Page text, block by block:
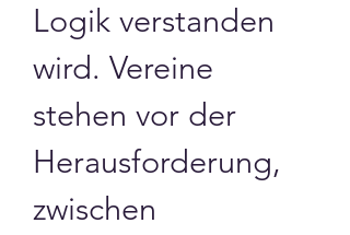
Logik verstanden
wird. Vereine
stehen vor der
Herausforderung,
zwischen